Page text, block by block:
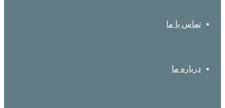
تماس با ما
درباره ما